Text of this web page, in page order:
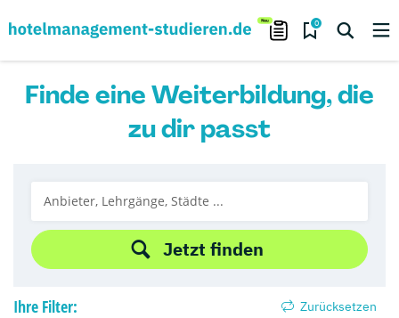
0
Finde eine Weiterbildung, die
zu dir passt
Jetzt finden
Ihre Filter: Zurücksetzen